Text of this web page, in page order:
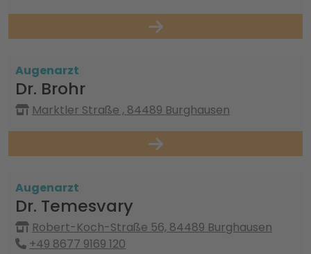
Augenarzt
Dr. Brohr
Marktler Straße , 84489 Burghausen
Augenarzt
Dr. Temesvary
Robert-Koch-Straße 56, 84489 Burghausen
+49 8677 9169 120